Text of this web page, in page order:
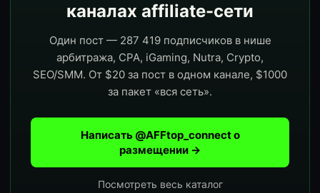
каналах affiliate-сети
Один пост — 287 419 подписчиков в нише
арбитража, CPA, iGaming, Nutra, Crypto,
SEO/SMM. От $20 за пост в одном канале, $1000
за пакет «вся сеть».
Написать @AFFtop_connect о
размещении →
Посмотреть весь каталог